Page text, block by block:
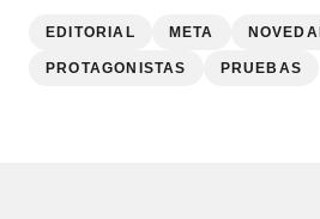
EDITORIAL META
PROTAGONISTAS PRUEBAS